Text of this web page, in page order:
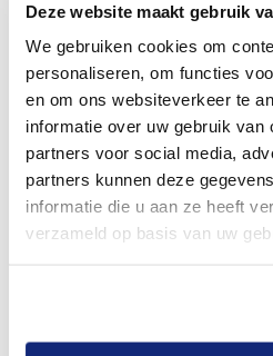
Deze website maakt gebruik
We gebruiken cookies om
personaliseren, om functies
en om ons websiteverkeer te
informatie over uw gebruik van
partners voor social media,
partners kunnen deze
informatie die u aan ze heeft
verzameld op basis van uw
Bekijk tarieven voor begrafenis